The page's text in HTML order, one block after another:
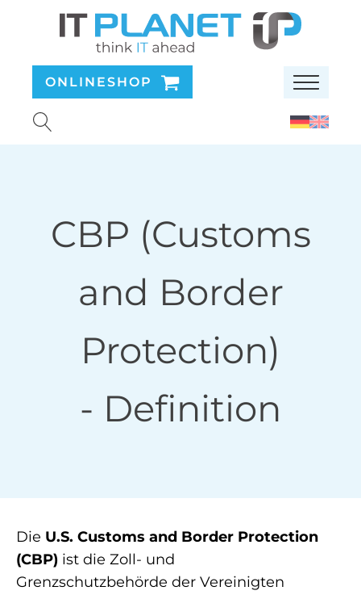
ONLINESHOP
CBP (Customs
and Border
Protection)
- Definition
Die U.S. Customs and Border Protection
(CBP) ist die Zoll- und
Grenzschutzbehörde der Vereinigten